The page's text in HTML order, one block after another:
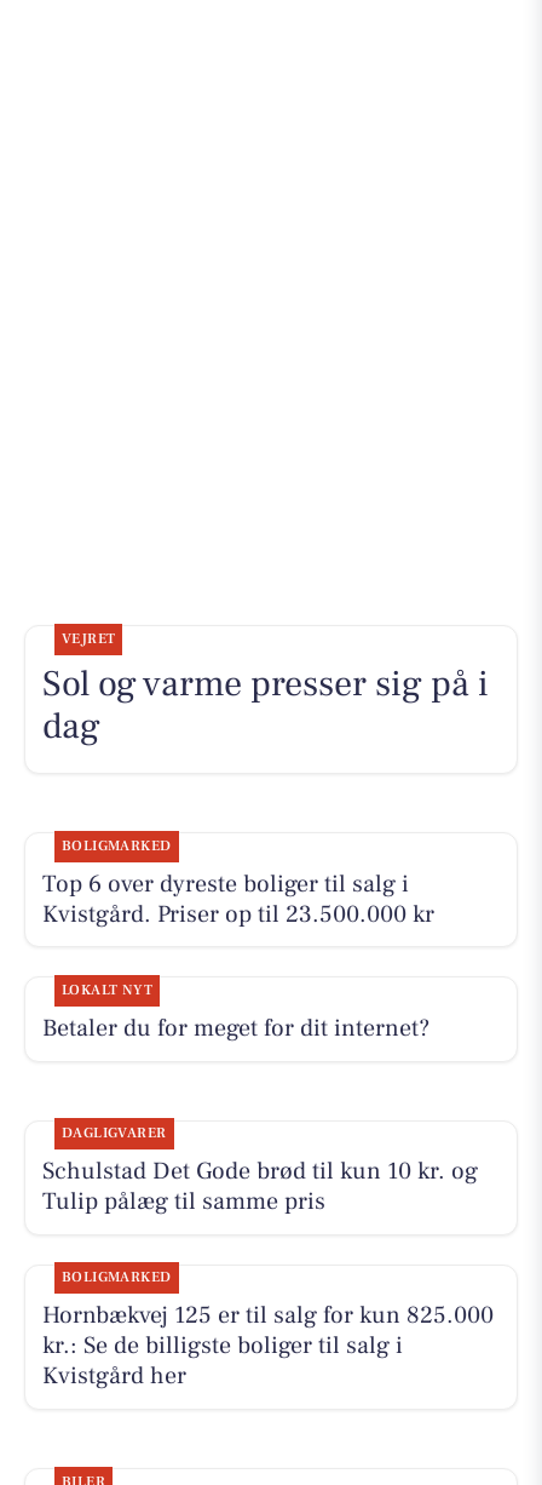
VEJRET
Sol og varme presser sig på i
dag
BOLIGMARKED
Top 6 over dyreste boliger til salg i
Kvistgård. Priser op til 23.500.000 kr
LOKALT NYT
Betaler du for meget for dit internet?
DAGLIGVARER
Schulstad Det Gode brød til kun 10 kr. og
Tulip pålæg til samme pris
BOLIGMARKED
Hornbækvej 125 er til salg for kun 825.000
kr.: Se de billigste boliger til salg i
Kvistgård her
BILER